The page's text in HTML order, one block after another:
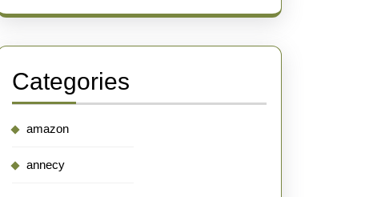
Categories
amazon
annecy